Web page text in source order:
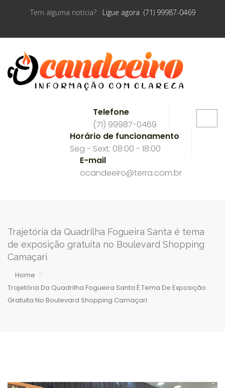
Tem alguma notícia? Ligue agora (71) 99987-0469
Telefone
(71) 99987-0469
Horário de funcionamento
Seg - Sext: 08:00 - 18:00
E-mail
ocandeeiro@terra.com.br
Trajetória da Quadrilha Fogueira Santa é tema
de exposição gratuita no Boulevard Shopping
Camaçari
Home
Trajetória Da Quadrilha Fogueira Santa É Tema De Exposição
Gratuita No Boulevard Shopping Camaçari